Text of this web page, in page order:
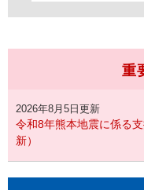
重
2026年8月5日更新
令和8年熊本地震に係る
新）